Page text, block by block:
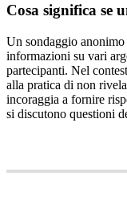
Cosa significa se
Un sondaggio anonimo
informazioni su vari
partecipanti. Nel
alla pratica di non
incoraggia a fornire
si discutono questioni